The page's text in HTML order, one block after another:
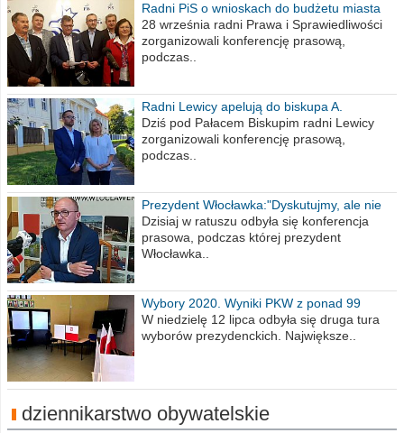
Radni PiS o wnioskach do budżetu miasta
na 2021 rok
28 września radni Prawa i Sprawiedliwości
zorganizowali konferencję prasową,
podczas..
Radni Lewicy apelują do biskupa A.
Wiesława Meringa
Dziś pod Pałacem Biskupim radni Lewicy
zorganizowali konferencję prasową,
podczas..
Prezydent Włocławka:"Dyskutujmy, ale nie
obrażajmy się”
Dzisiaj w ratuszu odbyła się konferencja
prasowa, podczas której prezydent
Włocławka..
Wybory 2020. Wyniki PKW z ponad 99
procent obwodów
W niedzielę 12 lipca odbyła się druga tura
wyborów prezydenckich. Największe..
dziennikarstwo obywatelskie